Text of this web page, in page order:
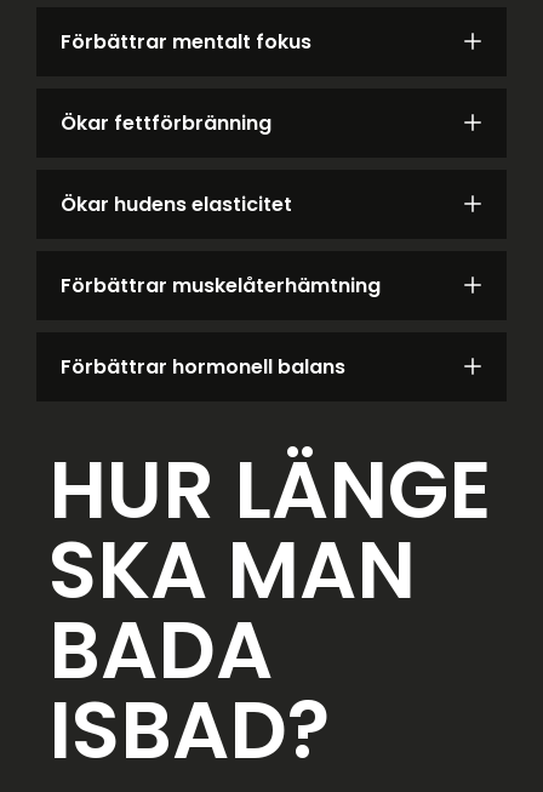
Förbättrar mentalt fokus
Ökar fettförbränning
Ökar hudens elasticitet
Förbättrar muskelåterhämtning
Förbättrar hormonell balans
HUR LÄNGE
SKA MAN
BADA
ISBAD?